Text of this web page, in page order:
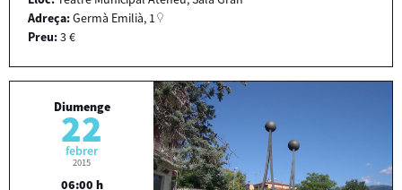
Adreça:Germà Emilià, 1
Preu:3 €
Diumenge
22
febrer
2015
06:00 h